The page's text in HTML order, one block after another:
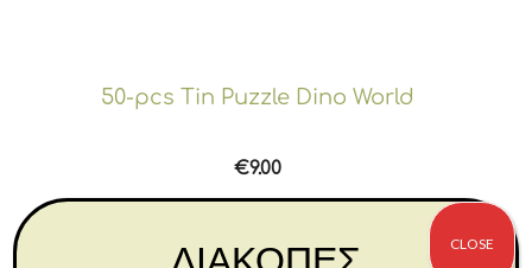
50-pcs Tin Puzzle Dino World
€9.00
CLOSE